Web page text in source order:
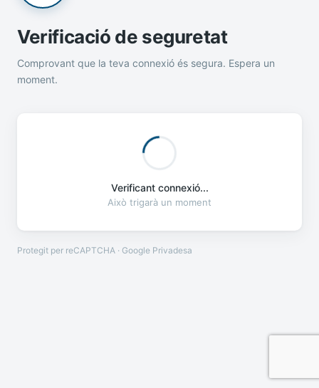
Verificació de seguretat
Comprovant que la teva connexió és segura. Espera un
moment.
Verificant connexió...
Això trigarà un moment
Protegit per reCAPTCHA · Google Privadesa